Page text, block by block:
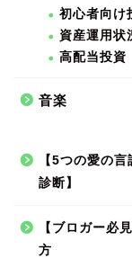
初心者向け
資産運用状
高配当投資
音楽
【5つの愛の
診断】
【ブロガー必
方